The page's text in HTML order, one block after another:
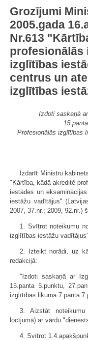
Grozījumi
2005.gada
Nr.613
profesionālās
izglītības
centrus un
izglītības
Izdoti saskaņā
Profesionālās izglītības
Izdarīt Ministru
"Kārtība, kādā akreditē
iestādes un
iestāžu vadītājus"
2007, 37.nr.; 2009, 92.nr.)
1. Svītrot noteikumu
izglītības iestāžu
2. Izteikt norādi, uz
redakcijā:
"Izdoti saskaņā ar
15.panta 5.punktu,
izglītības likuma 7.panta
3. Aizstāt noteikumu
locījumā) ar vārdu
4. Svītrot